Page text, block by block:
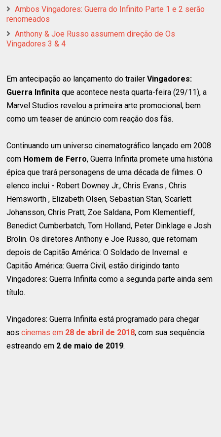
Ambos Vingadores: Guerra do Infinito Parte 1 e 2 serão
renomeados
Anthony & Joe Russo assumem direção de Os
Vingadores 3 & 4
Em antecipação ao lançamento do trailerVingadores:
Guerra Infinitaque acontece nesta quarta-feira (29/11), a
Marvel Studios revelou a primeira arte promocional, bem
como um teaser de anúncio com reação dos fãs.
Continuando um universo cinematográfico lançado em 2008
com Homem de Ferro, Guerra Infinita promete uma história
épica que trará personagens de uma década de filmes. O
elenco inclui - Robert Downey Jr., Chris Evans , Chris
Hemsworth , Elizabeth Olsen, Sebastian Stan, Scarlett
Johansson, Chris Pratt, Zoe Saldana, Pom Klementieff,
Benedict Cumberbatch, Tom Holland, Peter Dinklage e Josh
Brolin. Os diretores Anthony e Joe Russo, que retornam
depois de Capitão América: O Soldado de Invernal e
Capitão América: Guerra Civil, estão dirigindo tanto
Vingadores: Guerra Infinita como a segunda parte ainda sem
título.
Vingadores: Guerra Infinita está programado para chegar
aoscinemas em 28 de abril de 2018, com sua sequência
estreando em 2 de maio de 2019.